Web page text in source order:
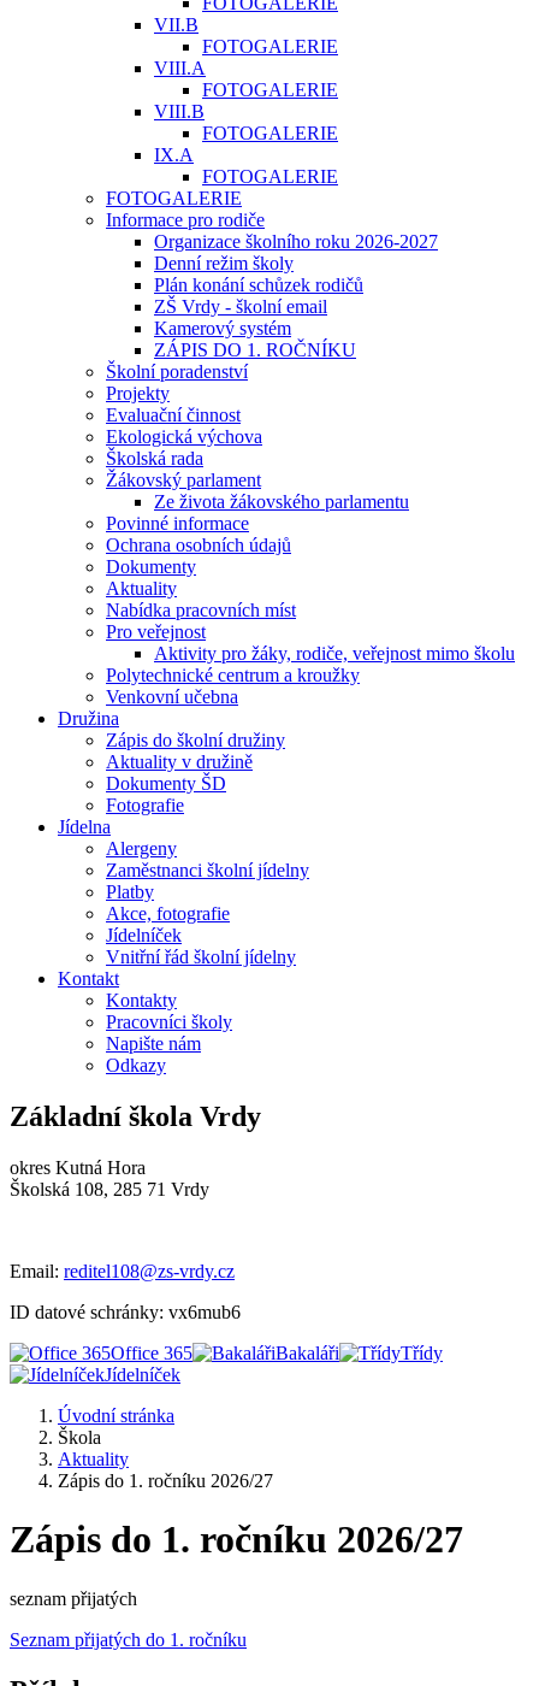
VII.B
FOTOGALERIE
VIII.A
FOTOGALERIE
VIII.B
FOTOGALERIE
IX.A
FOTOGALERIE
FOTOGALERIE
Informace pro rodiče
Organizace školního roku 2026-2027
Denní režim školy
Plán konání schůzek rodičů
ZŠ Vrdy - školní email
Kamerový systém
ZÁPIS DO 1. ROČNÍKU
Školní poradenství
Projekty
Evaluační činnost
Ekologická výchova
Školská rada
Žákovský parlament
Ze života žákovského parlamentu
Povinné informace
Ochrana osobních údajů
Dokumenty
Aktuality
Nabídka pracovních míst
Pro veřejnost
Aktivity pro žáky, rodiče, veřejnost mimo školu
Polytechnické centrum a kroužky
Venkovní učebna
Družina
Zápis do školní družiny
Aktuality v družině
Dokumenty ŠD
Fotografie
Jídelna
Alergeny
Zaměstnanci školní jídelny
Platby
Akce, fotografie
Jídelníček
Vnitřní řád školní jídelny
Kontakt
Kontakty
Pracovníci školy
Napište nám
Odkazy
Základní škola Vrdy
okres Kutná Hora
Školská 108, 285 71 Vrdy
Email: reditel108@zs-vrdy.cz
ID datové schránky: vx6mub6
Office 365
Bakaláři
Třídy
Jídelníček
Úvodní stránka
Škola
Aktuality
Zápis do 1. ročníku 2026/27
Zápis do 1. ročníku 2026/27
seznam přijatých
Seznam přijatých do 1. ročníku